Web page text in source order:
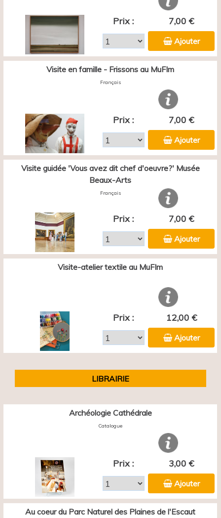
Prix : 7,00 €
Ajouter
Visite en famille - Frissons au MuFIm
Français
Prix : 7,00 €
Ajouter
Visite guidée 'Vous avez dit chef d'oeuvre?' Musée
Beaux-Arts
Français
Prix : 7,00 €
Ajouter
Visite-atelier textile au MuFIm
Prix : 12,00 €
Ajouter
LIBRAIRIE
Archéologie Cathédrale
Catalogue
Prix : 3,00 €
Ajouter
Au coeur du Parc Naturel des Plaines de l'Escaut